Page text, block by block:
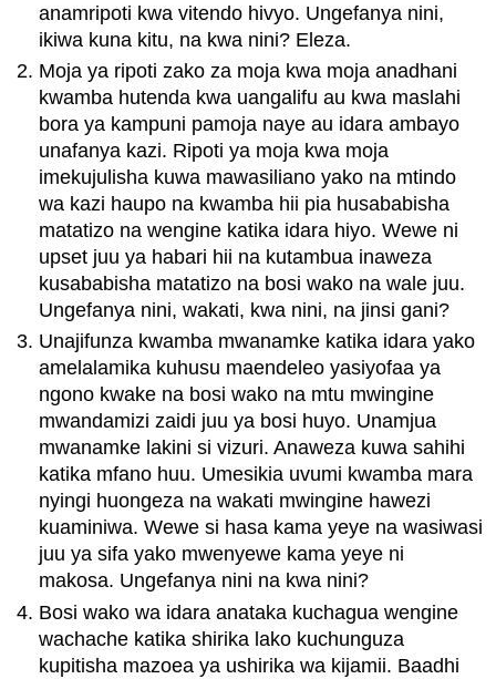
anamripoti kwa vitendo hivyo. Ungefanya nini,
ikiwa kuna kitu, na kwa nini? Eleza.
Moja ya ripoti zako za moja kwa moja anadhani
kwamba hutenda kwa uangalifu au kwa maslahi
bora ya kampuni pamoja naye au idara ambayo
unafanya kazi. Ripoti ya moja kwa moja
imekujulisha kuwa mawasiliano yako na mtindo
wa kazi haupo na kwamba hii pia husababisha
matatizo na wengine katika idara hiyo. Wewe ni
upset juu ya habari hii na kutambua inaweza
kusababisha matatizo na bosi wako na wale juu.
Ungefanya nini, wakati, kwa nini, na jinsi gani?
Unajifunza kwamba mwanamke katika idara yako
amelalamika kuhusu maendeleo yasiyofaa ya
ngono kwake na bosi wako na mtu mwingine
mwandamizi zaidi juu ya bosi huyo. Unamjua
mwanamke lakini si vizuri. Anaweza kuwa sahihi
katika mfano huu. Umesikia uvumi kwamba mara
nyingi huongeza na wakati mwingine hawezi
kuaminiwa. Wewe si hasa kama yeye na wasiwasi
juu ya sifa yako mwenyewe kama yeye ni
makosa. Ungefanya nini na kwa nini?
Bosi wako wa idara anataka kuchagua wengine
wachache katika shirika lako kuchunguza
kupitisha mazoea ya ushirika wa kijamii. Baadhi